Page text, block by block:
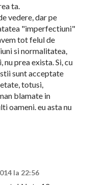
ta.
vedere, dar pe
"imperfectiuni"
tot felul de
si normalitatea,
nu prea exista. Si, cu
sunt acceptate
totusi,
blamate in
oameni. eu asta nu
la 22:56